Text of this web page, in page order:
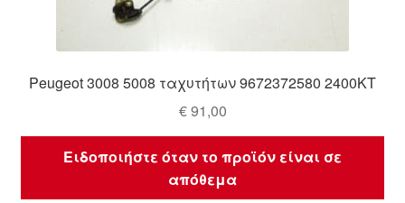
Peugeot 3008 5008 ταχυτήτων 9672372580 2400KT
€91,00
Ειδοποιήστε όταν το προϊόν είναι σε
απόθεμα